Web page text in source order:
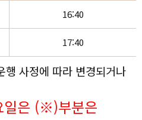
16:40
17:40
사정에 따라 변경되거나
은 (※)부분은